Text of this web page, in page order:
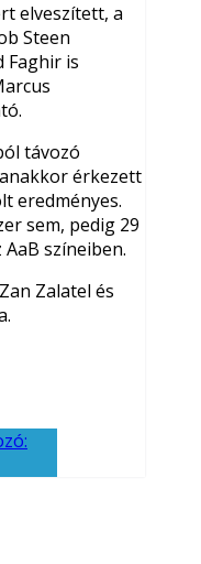
elveszített, a
Steen
Faghir is
távozó
érkezett
eredményes.
sem, pedig 29
színeiben.
Zalatel és